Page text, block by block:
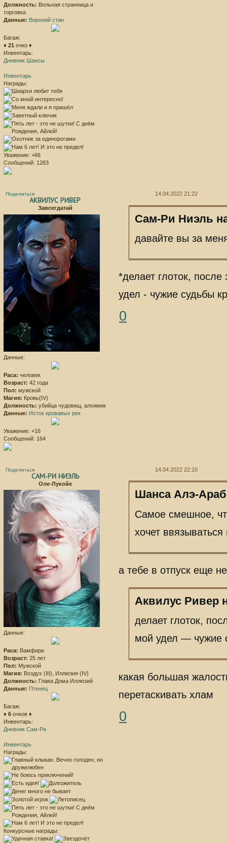
Должность: Вольная странница и
торговка
Данные: Вороний стан
Багаж:
♦ 21 очко ♦
Инвентарь:
Дневник Шансы
Инвентарь
Награды:
Уважение: +66
Сообщений: 1283
Поделиться 14.04.2022 21:22
АКВИЛУС РИВЕР
Завсегдатай
Данные:
Раса: человек
Возраст: 42 года
Пол: мужской
Магия: Кровь(IV)
Должность: убийца чудовищ, алхимик
Данные: Исток кровавых рек
Уважение: +16
Сообщений: 164
Сам-Ри Ниэль
давайте вы за
*делает глоток,
удел - чужие судьбы
0
Поделиться 14.04.2022 22:10
САМ-РИ НИЭЛЬ
Оле-Лукойе
Данные:
Раса: Вамфири
Возраст: 25 лет
Пол: Мужской
Магия: Воздух (III), Иллюзия (IV)
Должность: Глава Дома Иллюзий
Данные: Птенец
Багаж:
♦ 6 очков ♦
Инвентарь:
Дневник Сам-Ри
Инвентарь
Награды:
Конкурсные награды:
Шанса Алэ-
Самое смешное,
хочет
а тебе в отпуск еще
Аквилус Ривер
делает глоток,
мой удел — чужие
какая большая
перетаскивать хлам
0